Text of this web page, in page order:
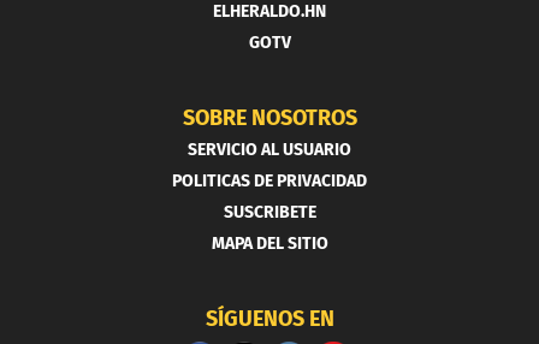
ELHERALDO.HN
GOTV
SOBRE NOSOTROS
SERVICIO AL USUARIO
POLITICAS DE PRIVACIDAD
SUSCRIBETE
MAPA DEL SITIO
SÍGUENOS EN